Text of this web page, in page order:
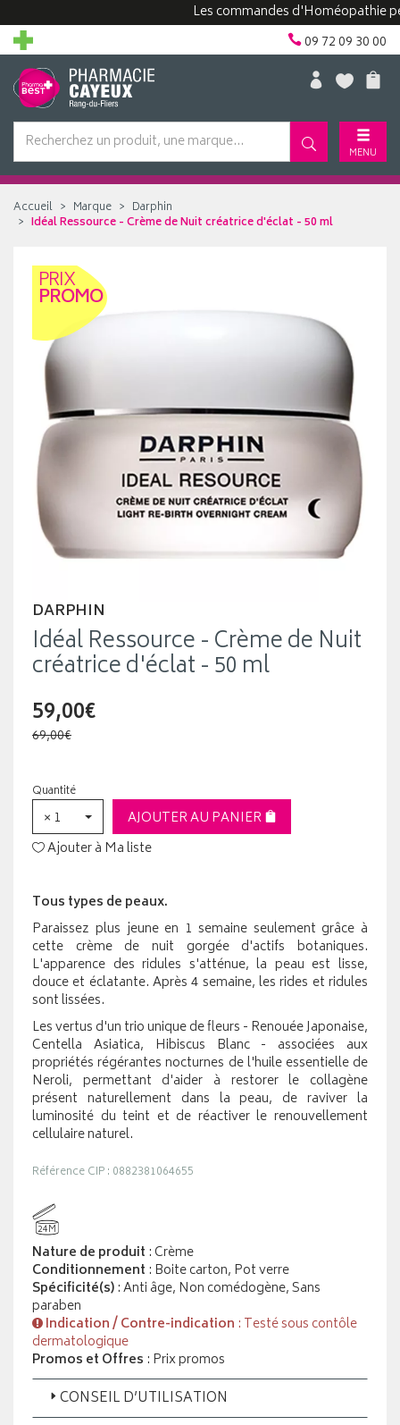
Les commandes d'Homéopathie
09 72 09 30 00
MENU
Accueil Marque
Darphin
Idéal Ressource - Crème de Nuit créatrice d'éclat - 50 ml
PRIX
PROMO
DARPHIN
Idéal Ressource - Crème de Nuit
créatrice d'éclat - 50 ml
59,00€
69,00€
Quantité
× 1
AJOUTER AU PANIER
Ajouter à Ma liste
Tous types de peaux.
Paraissez plus jeune en 1 semaine seulement grâce à
cette crème de nuit gorgée d'actifs botaniques.
L'apparence des ridules s'atténue, la peau est lisse,
douce et éclatante. Après 4 semaine, les rides et ridules
sont lissées.
Les vertus d'un trio unique de fleurs - Renouée Japonaise,
Centella Asiatica, Hibiscus Blanc - associées aux
propriétés régérantes nocturnes de l'huile essentielle de
Neroli, permettant d'aider à restorer le collagène
présent naturellement dans la peau, de raviver la
luminosité du teint et de réactiver le renouvellement
cellulaire naturel.
Référence CIP : 0882381064655
24M
Nature de produit : Crème
Conditionnement : Boite carton, Pot verre
Spécificité(s): Anti âge, Non comédogène, Sans
paraben
Indication / Contre-indication : Testé sous contôle
dermatologique
Promos et Offres : Prix promos
CONSEIL D’UTILISATION